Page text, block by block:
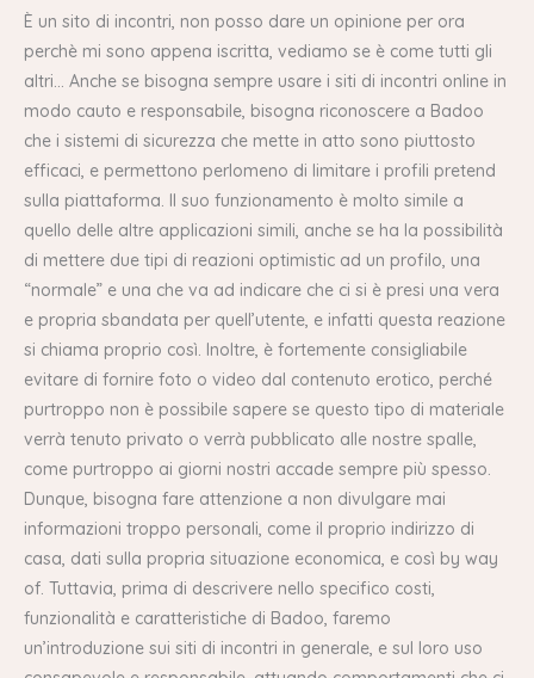
È un sito di incontri, non posso dare un opinione per ora
perchè mi sono appena iscritta, vediamo se è come tutti gli
altri… Anche se bisogna sempre usare i siti di incontri online in
modo cauto e responsabile, bisogna riconoscere a Badoo
che i sistemi di sicurezza che mette in atto sono piuttosto
efficaci, e permettono perlomeno di limitare i profili pretend
sulla piattaforma. Il suo funzionamento è molto simile a
quello delle altre applicazioni simili, anche se ha la possibilità
di mettere due tipi di reazioni optimistic ad un profilo, una
“normale” e una che va ad indicare che ci si è presi una vera
e propria sbandata per quell’utente, e infatti questa reazione
si chiama proprio così. Inoltre, è fortemente consigliabile
evitare di fornire foto o video dal contenuto erotico, perché
purtroppo non è possibile sapere se questo tipo di materiale
verrà tenuto privato o verrà pubblicato alle nostre spalle,
come purtroppo ai giorni nostri accade sempre più spesso.
Dunque, bisogna fare attenzione a non divulgare mai
informazioni troppo personali, come il proprio indirizzo di
casa, dati sulla propria situazione economica, e così by way
of. Tuttavia, prima di descrivere nello specifico costi,
funzionalità e caratteristiche di Badoo, faremo
un’introduzione sui siti di incontri in generale, e sul loro uso